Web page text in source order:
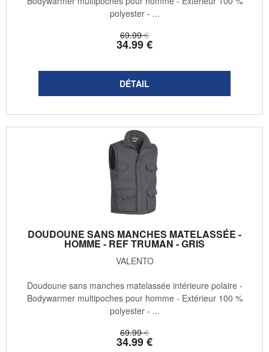
69.99 €
34.99€
polyester - ...
DOUDOUNE SANS MANCHES MATELASSÉE -
HOMME - REF TRUMAN - GRIS
VALENTO
69.99 €
34.99€
Doudoune sans manches matelassée intérieure polaire -
Bodywarmer multipoches pour homme - Extérieur 100 %
polyester - ...